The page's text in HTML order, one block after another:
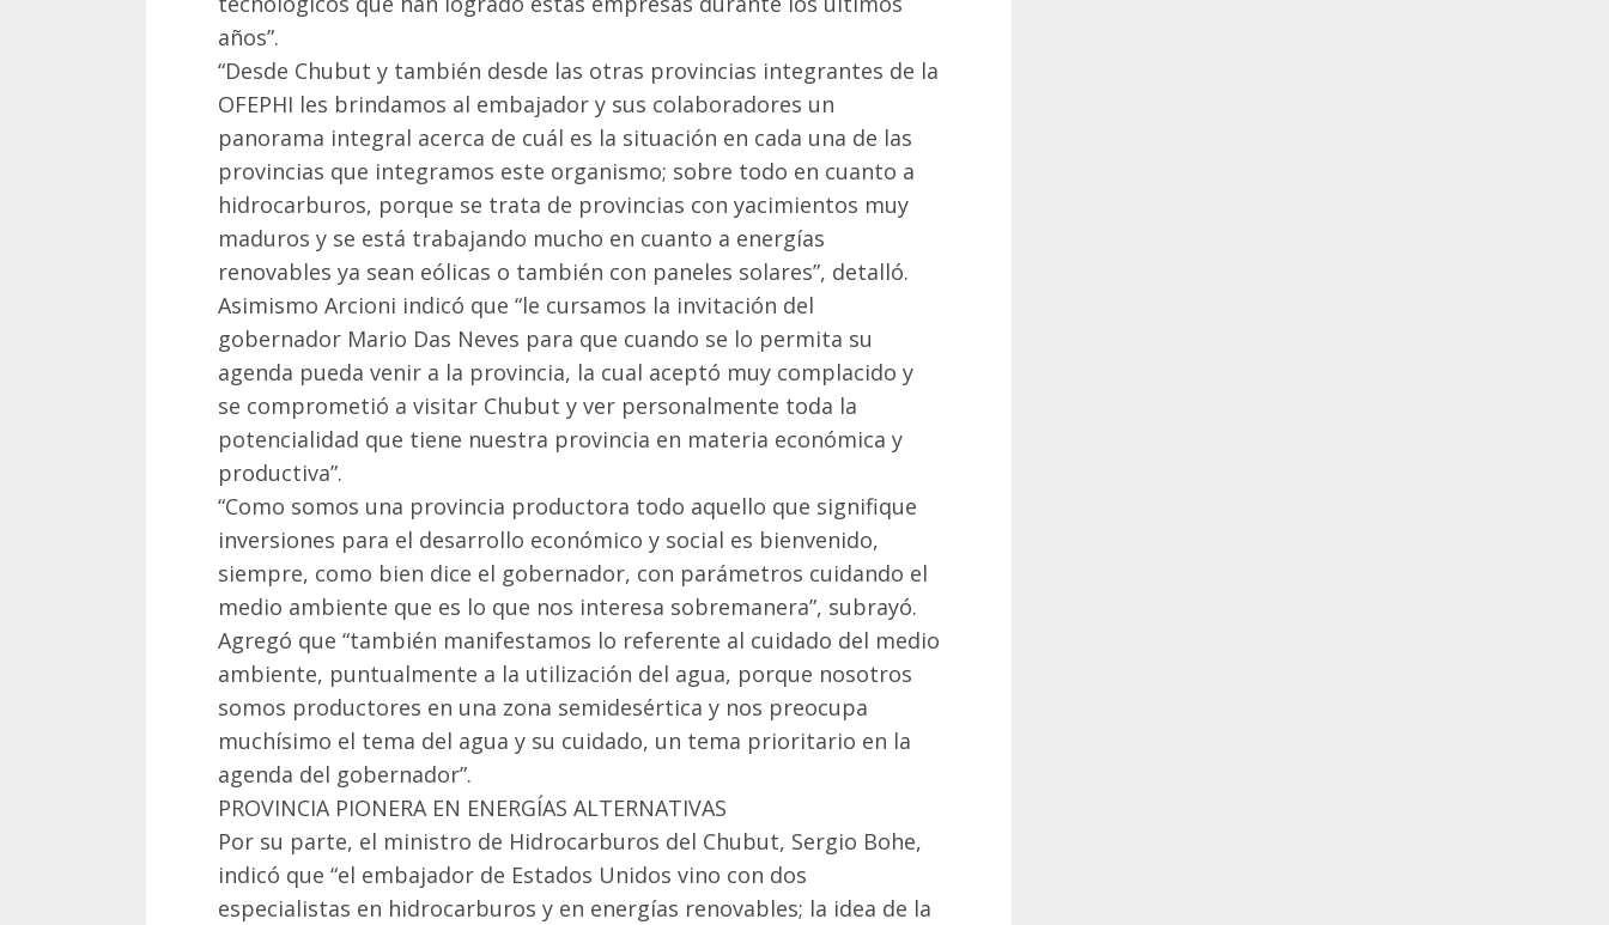
años”.
“Desde Chubut y también desde las otras provincias integrantes de la
OFEPHI les brindamos al embajador y sus colaboradores un
panorama integral acerca de cuál es la situación en cada una de las
provincias que integramos este organismo; sobre todo en cuanto a
hidrocarburos, porque se trata de provincias con yacimientos muy
maduros y se está trabajando mucho en cuanto a energías
renovables ya sean eólicas o también con paneles solares”, detalló.
Asimismo Arcioni indicó que “le cursamos la invitación del
gobernador Mario Das Neves para que cuando se lo permita su
agenda pueda venir a la provincia, la cual aceptó muy complacido y
se comprometió a visitar Chubut y ver personalmente toda la
potencialidad que tiene nuestra provincia en materia económica y
productiva”.
“Como somos una provincia productora todo aquello que signifique
inversiones para el desarrollo económico y social es bienvenido,
siempre, como bien dice el gobernador, con parámetros cuidando el
medio ambiente que es lo que nos interesa sobremanera”, subrayó.
Agregó que “también manifestamos lo referente al cuidado del medio
ambiente, puntualmente a la utilización del agua, porque nosotros
somos productores en una zona semidesértica y nos preocupa
muchísimo el tema del agua y su cuidado, un tema prioritario en la
agenda del gobernador”.
PROVINCIA PIONERA EN ENERGÍAS ALTERNATIVAS
Por su parte, el ministro de Hidrocarburos del Chubut, Sergio Bohe,
indicó que “el embajador de Estados Unidos vino con dos
especialistas en hidrocarburos y en energías renovables; la idea de la